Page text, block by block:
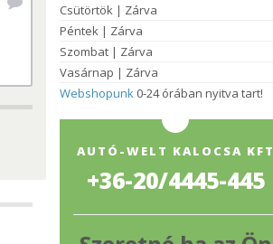
Csütörtök | Zárva
Péntek | Zárva
Szombat | Zárva
Vasárnap | Zárva
Webshopunk0-24 órában nyitva tart!
AUTÓ-WELT KALOCSA KFT
+36-20/4445-445